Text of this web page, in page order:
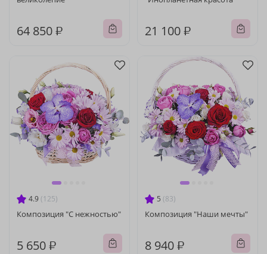
64 850 ₽ 21 100 ₽
4.9 (125)
Композиция "С нежностью"
5 650 ₽
5 (83)
Композиция "Наши мечты"
8 940 ₽